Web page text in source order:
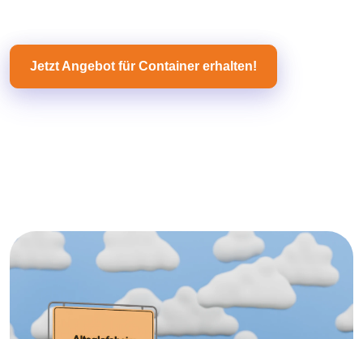
Jetzt Angebot für Container erhalten!